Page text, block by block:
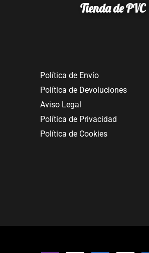
Tienda de PVC
Política de Envío
Política de Devoluciones
Aviso Legal
Política de Privacidad
Política de Cookies